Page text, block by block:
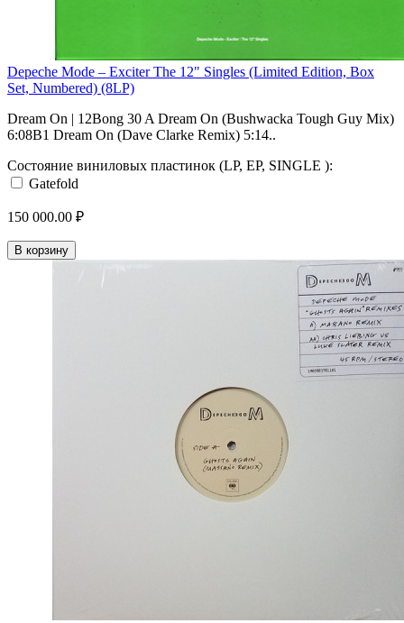
Depeche Mode – Exciter The 12" Singles (Limited Edition, Box
Set, Numbered) (8LP)
Dream On | 12Bong 30 A Dream On (Bushwacka Tough Guy Mix)
6:08B1 Dream On (Dave Clarke Remix) 5:14..
Состояние виниловых пластинок (LP, EP, SINGLE ):
Gatefold
150 000.00 ₽
В корзину